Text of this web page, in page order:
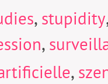
, stupidity
,
,